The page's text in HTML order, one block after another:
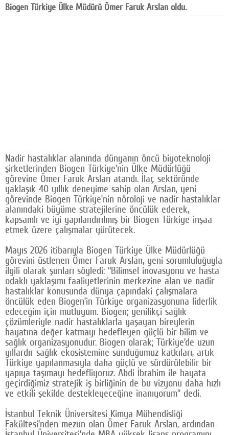
Facebook
Künye
SOSYAL MEDYA
Facebook
Twitter
© 2026 TÜM HAKLARI SAKLIDIR
Biogen Türkiye Ülke Müdürü Ömer Faruk Arslan oldu.
Nadir hastalıklar alanında dünyanın öncü biyoteknoloji
şirketlerinden Biogen Türkiye’nin Ülke Müdürlüğü
görevine Ömer Faruk Arslan atandı. İlaç sektöründe
yaklaşık 40 yıllık deneyime sahip olan Arslan, yeni
görevinde Biogen Türkiye’nin nöroloji ve nadir hastalıklar
alanındaki büyüme stratejilerine öncülük ederek,
kapsamlı ve iyi yapılandırılmış bir Biogen Türkiye inşaa
etmek üzere çalışmalar yürütecek.
Mayıs 2026 itibarıyla Biogen Türkiye Ülke Müdürlüğü
görevini üstlenen Ömer Faruk Arslan, yeni sorumluluğuyla
ilgili olarak şunları söyledi: “Bilimsel inovasyonu ve hasta
odaklı yaklaşımı faaliyetlerinin merkezine alan ve nadir
hastalıklar konusunda dünya çapındaki çalışmalara
öncülük eden Biogen’in Türkiye organizasyonuna liderlik
edeceğim için mutluyum. Biogen; yenilikçi sağlık
çözümleriyle nadir hastalıklarla yaşayan bireylerin
hayatına değer katmayı hedefleyen güçlü bir bilim ve
sağlık organizasyonudur. Biogen olarak; Türkiye’de uzun
yıllardır sağlık ekosistemine sunduğumuz katkıları, artık
Türkiye yapılanmasıyla daha güçlü ve sürdürülebilir bir
yapıya taşımayı hedefliyoruz. Abdi İbrahim ile hayata
geçirdiğimiz stratejik iş birliğinin de bu vizyonu daha hızlı
ve etkili şekilde destekleyeceğine inanıyorum” dedi.
İstanbul Teknik Üniversitesi Kimya Mühendisliği
Fakültesi’nden mezun olan Ömer Faruk Arslan, ardından